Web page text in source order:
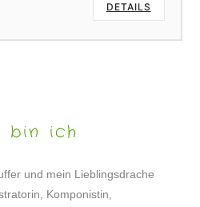
DETAILS
bin ich
und mein Lieblingsdrache
Komponistin,